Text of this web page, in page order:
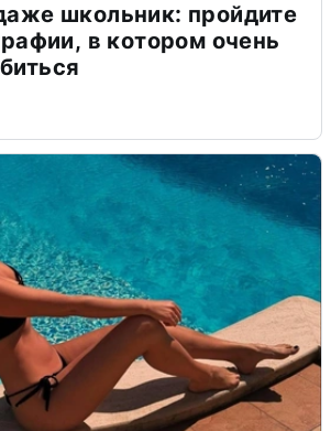
школьник: пройдите
в котором очень